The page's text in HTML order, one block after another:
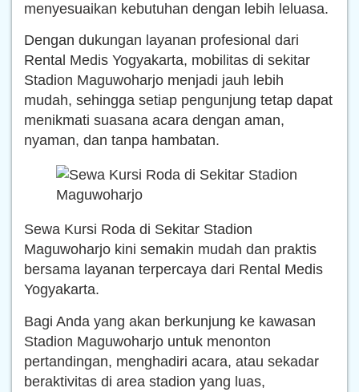
menyesuaikan kebutuhan dengan lebih leluasa.
Dengan dukungan layanan profesional dari
Rental Medis Yogyakarta, mobilitas di sekitar
Stadion Maguwoharjo menjadi jauh lebih
mudah, sehingga setiap pengunjung tetap dapat
menikmati suasana acara dengan aman,
nyaman, dan tanpa hambatan.
Sewa Kursi Roda di Sekitar Stadion
Maguwoharjo kini semakin mudah dan praktis
bersama layanan terpercaya dari Rental Medis
Yogyakarta.
Bagi Anda yang akan berkunjung ke kawasan
Stadion Maguwoharjo untuk menonton
pertandingan, menghadiri acara, atau sekadar
beraktivitas di area stadion yang luas,